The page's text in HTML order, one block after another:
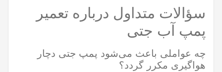
سؤالات متداول درباره تعمیر
پمپ آب جتی
چه عواملی باعث می‌شود پمپ جتی دچار
هواگیری مکرر گردد؟